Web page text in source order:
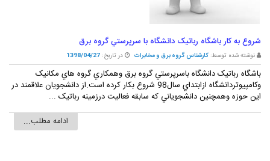
شروع به کار باشگاه رباتيک دانشگاه با سرپرستي گروه برق
نوشته شده توسط: کارشناس گروه برق و مخابرات در تاریخ: 1398/04/27
باشگاه رباتيک دانشگاه باسرپرستي گروه برق وهمکاري گروه هاي مکانيک
وکامپيوتردانشگاه ازابتداي سال98 شروع بکار کرده است.از دانشجويان علاقمند در
اين حوزه وهمچنين دانشجوياني که سابقه فعاليت درزمينه رباتيک ...
ادامه مطلب...